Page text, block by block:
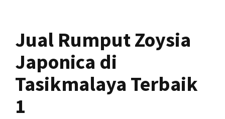
Jual Rumput Zoysia
Japonica di
Tasikmalaya Terbaik
1